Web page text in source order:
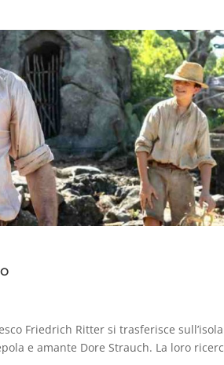
Friedrich Ritter si trasferisce
e amante Dore Strauch. La loro